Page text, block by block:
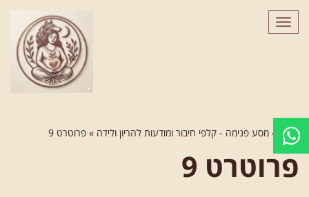
לתוכן
תפריט
ראשי » מסע פנימה - קלפי חיבור ומודעות להריון ולידה » פרוטרט 9
פרוטרט 9